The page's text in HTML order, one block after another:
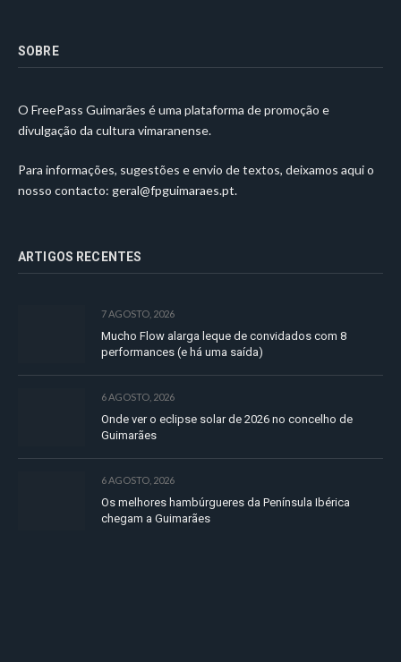
SOBRE
O FreePass Guimarães é uma plataforma de promoção e
divulgação da cultura vimaranense.
Para informações, sugestões e envio de textos, deixamos aqui o
nosso contacto: geral@fpguimaraes.pt.
ARTIGOS RECENTES
7 AGOSTO, 2026
Mucho Flow alarga leque de convidados com 8
performances (e há uma saída)
6 AGOSTO, 2026
Onde ver o eclipse solar de 2026 no concelho de
Guimarães
6 AGOSTO, 2026
Os melhores hambúrgueres da Península Ibérica
chegam a Guimarães